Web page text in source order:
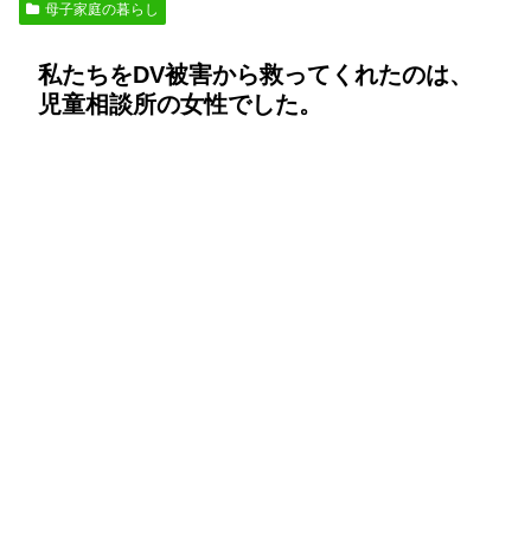
母子家庭の暮らし
私たちをDV被害から救ってくれたのは、
児童相談所の女性でした。